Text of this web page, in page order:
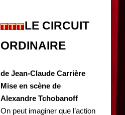
LE CIRCUIT
ORDINAIRE
de Jean-Claude Carrière
Mise en scène de
Alexandre Tchobanoff
On peut imaginer que l’action